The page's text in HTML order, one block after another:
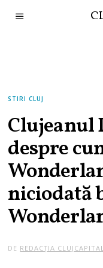
STIRI CLUJ
Clujeanul
despre
niciodată
DE REDACȚIA